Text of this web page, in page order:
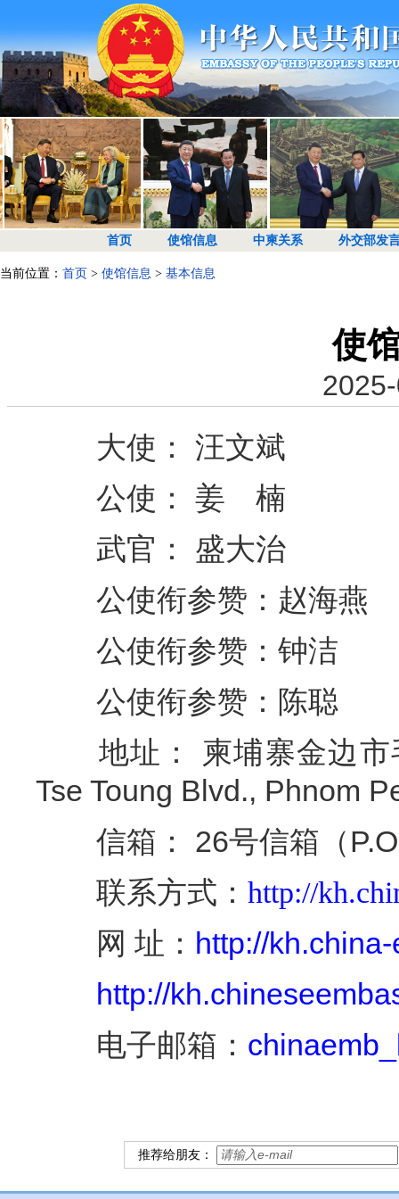
首页 使馆信息 中柬关系 外交部发
当前位置： 首页 > 使馆信息 > 基本信息
使
大使： 汪文斌
公使： 姜 楠
武官 ： 盛大治
公使衔参赞：赵海燕
公使衔参赞：钟洁
公使衔参赞：陈聪
地址： 柬埔寨金边市
Tse Toung Blvd., Phnom
信箱： 26号信箱（
联系方式： http://
网 址： http://
http://
电子邮箱：
推荐给朋友：